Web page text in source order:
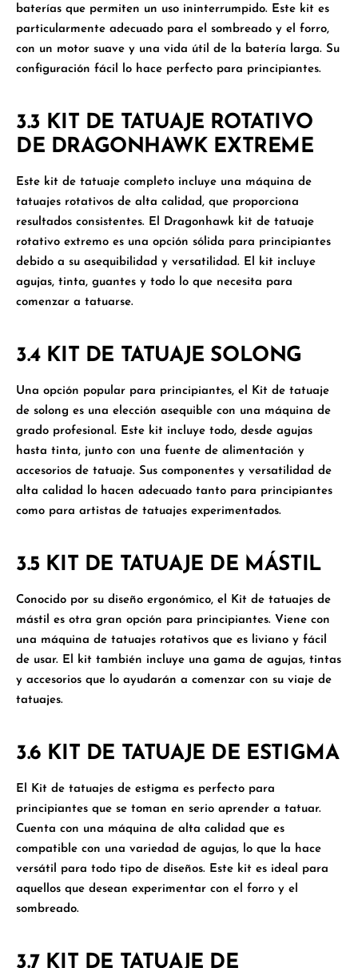
baterías que permiten un uso ininterrumpido. Este kit es
particularmente adecuado para el sombreado y el forro,
con un motor suave y una vida útil de la batería larga. Su
configuración fácil lo hace perfecto para principiantes.
3.3 KIT DE TATUAJE ROTATIVO
DE DRAGONHAWK EXTREME
Este kit de tatuaje completo incluye una máquina de
tatuajes rotativos de alta calidad, que proporciona
resultados consistentes. El Dragonhawk kit de tatuaje
rotativo extremo es una opción sólida para principiantes
debido a su asequibilidad y versatilidad. El kit incluye
agujas, tinta, guantes y todo lo que necesita para
comenzar a tatuarse.
3.4 KIT DE TATUAJE SOLONG
Una opción popular para principiantes, el Kit de tatuaje
de solong es una elección asequible con una máquina de
grado profesional. Este kit incluye todo, desde agujas
hasta tinta, junto con una fuente de alimentación y
accesorios de tatuaje. Sus componentes y versatilidad de
alta calidad lo hacen adecuado tanto para principiantes
como para artistas de tatuajes experimentados.
3.5 KIT DE TATUAJE DE MÁSTIL
Conocido por su diseño ergonómico, el Kit de tatuajes de
mástil es otra gran opción para principiantes. Viene con
una máquina de tatuajes rotativos que es liviano y fácil
de usar. El kit también incluye una gama de agujas, tintas
y accesorios que lo ayudarán a comenzar con su viaje de
tatuajes.
3.6 KIT DE TATUAJE DE ESTIGMA
El Kit de tatuajes de estigma es perfecto para
principiantes que se toman en serio aprender a tatuar.
Cuenta con una máquina de alta calidad que es
compatible con una variedad de agujas, lo que la hace
versátil para todo tipo de diseños. Este kit es ideal para
aquellos que desean experimentar con el forro y el
sombreado.
3.7 KIT DE TATUAJE DE